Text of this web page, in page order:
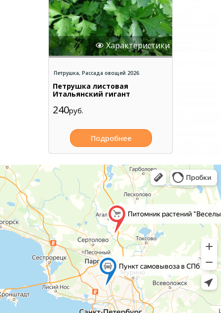
Характеристики
Петрушка, Рассада овощей 2026
Петрушка листовая
Итальянский гигант
240руб.
Подробнее